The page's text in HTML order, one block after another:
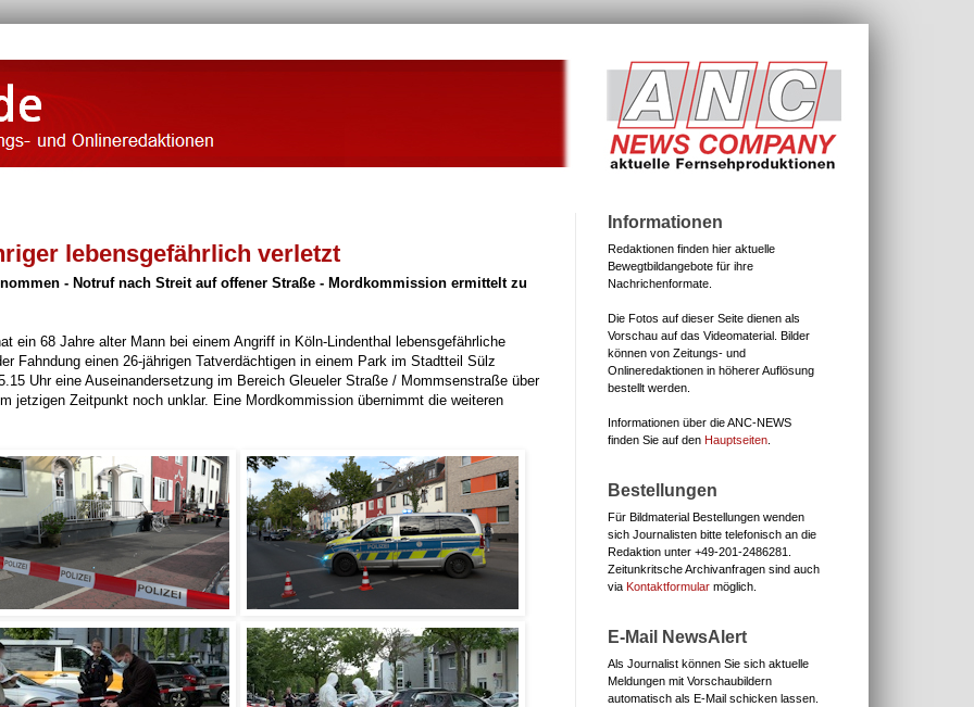
lebensgefährlich verletzt
- Notruf nach Streit auf offener Straße - Mordkommission ermittelt zu
ein 68 Jahre alter Mann bei einem Angriff in Köln-Lindenthal lebensgefährliche
Fahndung einen 26-jährigen Tatverdächtigen in einem Park im Stadtteil Sülz
Uhr eine Auseinandersetzung im Bereich Gleueler Straße / Mommsenstraße über
jetzigen Zeitpunkt noch unklar. Eine Mordkommission übernimmt die weiteren
Informationen
Redaktionen finden hier aktuelle
Bewegtbildangebote für ihre
Nachrichenformate.
Die Fotos auf dieser Seite dienen als
Vorschau auf das Videomaterial. Bilder
können von Zeitungs- und
Onlineredaktionen in höherer Auflösung
bestellt werden.
Informationen über die ANC-NEWS
finden Sie auf den Hauptseiten
Bestellungen
Für Bildmaterial Bestellungen wenden
sich Journalisten bitte telefonisch an die
Redaktion unter +49-201-2486281.
Zeitunkritsche Archivanfragen sind auch
via Kontaktformular möglich.
E-Mail NewsAlert
Als Journalist können Sie sich aktuelle
Meldungen mit Vorschaubildern
automatisch als E-Mail schicken lassen.